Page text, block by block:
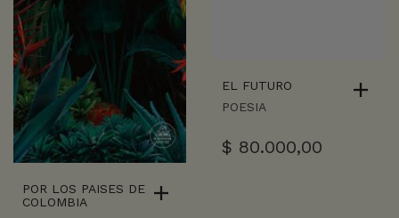
POR LOS PAISES DE
COLOMBIA
EL FUTURO
POESIA
$ 80.000,00